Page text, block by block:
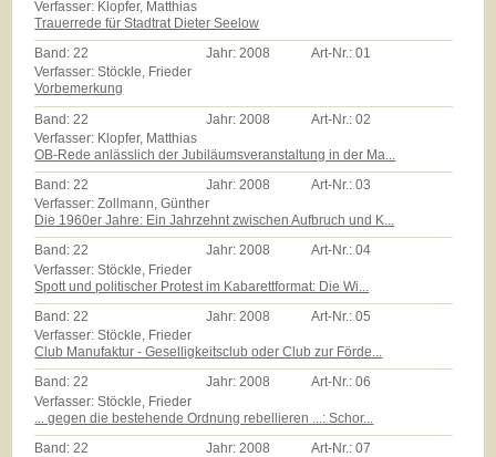
Verfasser: Klopfer, Matthias
Trauerrede für Stadtrat Dieter Seelow
Band:22 Jahr:2008 Art-Nr.:01
Verfasser: Stöckle, Frieder
Vorbemerkung
Band: 22 Jahr: 2008 Art-Nr.:02
Verfasser: Klopfer, Matthias
OB-Rede anlässlich der Jubiläumsveranstaltung in der Ma...
Band:22 Jahr:2008 Art-Nr.:03
Verfasser: Zollmann, Günther
Die 1960er Jahre: Ein Jahrzehnt zwischen Aufbruch und K...
Band:22 Jahr:2008 Art-Nr.:04
Verfasser: Stöckle, Frieder
Spott und politischer Protest im Kabarettformat: Die Wi...
Band:22 Jahr:2008 Art-Nr.:05
Verfasser: Stöckle, Frieder
Club Manufaktur - Geselligkeitsclub oder Club zur Förde...
Band:22 Jahr:2008 Art-Nr.:06
Verfasser: Stöckle, Frieder
... gegen die bestehende Ordnung rebellieren ...: Schor...
Band: 22 Jahr: 2008 Art-Nr.:07